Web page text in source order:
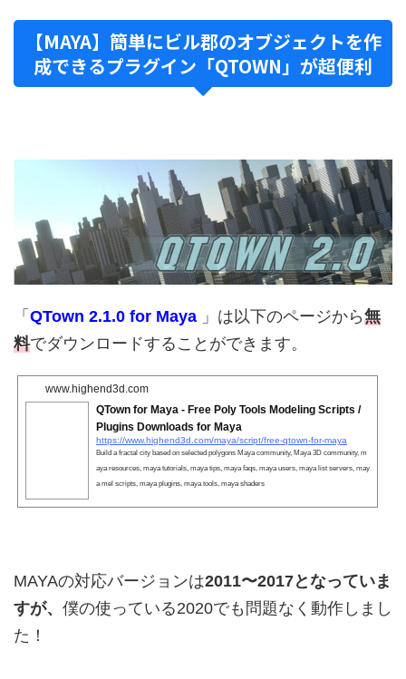
【MAYA】簡単にビル郡のオブジェクトを作
成できるプラグイン「QTOWN」が超便利
「 QTown 2.1.0 for Maya 」は以下のページから無
料でダウンロードすることができます。
www.highend3d.com
QTown for Maya - Free Poly Tools Modeling Scripts /
Plugins Downloads for Maya
https://www.highend3d.com/maya/script/free-qtown-for-maya
Build a fractal city based on selected polygons Maya community, Maya 3D community, m
aya resources, maya tutorials, maya tips, maya faqs, maya users, maya list servers, may
a mel scripts, maya plugins, maya tools, maya shaders
MAYAの対応バージョンは2011〜2017となっていま
すが、 僕の使っている2020でも問題なく動作しまし
た！